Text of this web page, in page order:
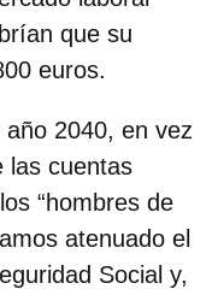
que su
euros.
2040, en vez
las cuentas
“hombres de
atenuado el
Social y,